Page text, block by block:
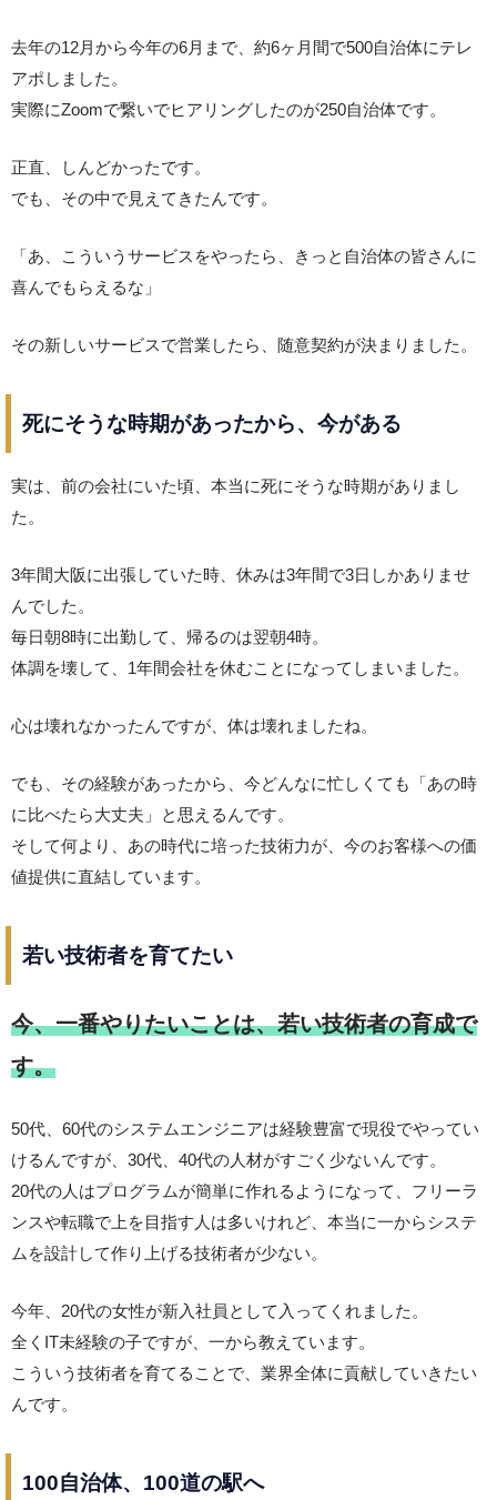
去年の12月から今年の6月まで、約6ヶ月間で500自治体にテレ
アポしました。
実際にZoomで繋いでヒアリングしたのが250自治体です。
正直、しんどかったです。
でも、その中で見えてきたんです。
「あ、こういうサービスをやったら、きっと自治体の皆さんに
喜んでもらえるな」
その新しいサービスで営業したら、随意契約が決まりました。
死にそうな時期があったから、今がある
実は、前の会社にいた頃、本当に死にそうな時期がありまし
た。
3年間大阪に出張していた時、休みは3年間で3日しかありませ
んでした。
毎日朝8時に出勤して、帰るのは翌朝4時。
体調を壊して、1年間会社を休むことになってしまいました。
心は壊れなかったんですが、体は壊れましたね。
でも、その経験があったから、今どんなに忙しくても「あの時
に比べたら大丈夫」と思えるんです。
そして何より、あの時代に培った技術力が、今のお客様への価
値提供に直結しています。
若い技術者を育てたい
今、一番やりたいことは、若い技術者の育成で
す。
50代、60代のシステムエンジニアは経験豊富で現役でやってい
けるんですが、30代、40代の人材がすごく少ないんです。
20代の人はプログラムが簡単に作れるようになって、フリーラ
ンスや転職で上を目指す人は多いけれど、本当に一からシステ
ムを設計して作り上げる技術者が少ない。
今年、20代の女性が新入社員として入ってくれました。
全くIT未経験の子ですが、一から教えています。
こういう技術者を育てることで、業界全体に貢献していきたい
んです。
100自治体、100道の駅へ